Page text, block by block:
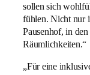
sollen sich
fühlen. Nicht nur
Pausenhof, in
Räumlichkeiten.“
„Für eine